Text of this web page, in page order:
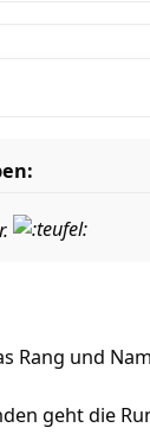
Rang und
geht die